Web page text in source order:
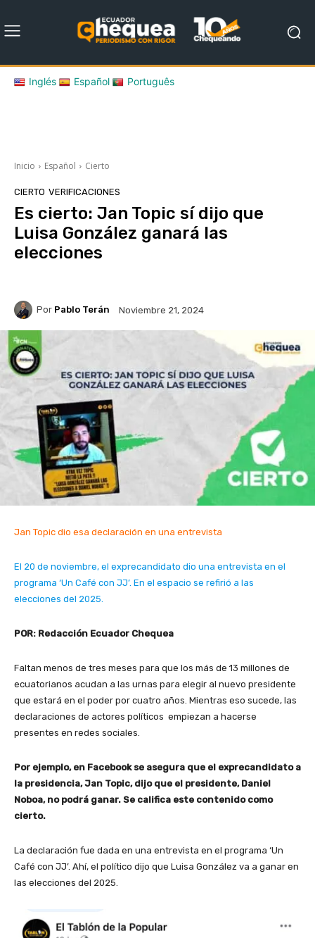
Inglés Español Português
Inicio Español Cierto
CIERTO VERIFICACIONES
Es cierto: Jan Topic sí dijo que
Luisa González ganará las
elecciones
Por Pablo Terán Noviembre 21, 2024
Jan Topic dio esa declaración en una entrevista
El 20 de noviembre, el exprecandidato dio una entrevista en el
programa ‘Un Café con JJ’. En el espacio se refirió a las
elecciones del 2025.
POR: Redacción Ecuador Chequea
Faltan menos de tres meses para que los más de 13 millones de
ecuatorianos acudan a las urnas para elegir al nuevo presidente
que estará en el poder por cuatro años. Mientras eso sucede, las
declaraciones de actores políticos empiezan a hacerse
presentes en redes sociales.
Por ejemplo, en Facebook se asegura que el exprecandidato a
la presidencia, Jan Topic, dijo que el presidente, Daniel
Noboa, no podrá ganar. Se califica este contenido como
cierto.
La declaración fue dada en una entrevista en el programa ‘Un
Café con JJ’. Ahí, el político dijo que Luisa González va a ganar en
las elecciones del 2025.